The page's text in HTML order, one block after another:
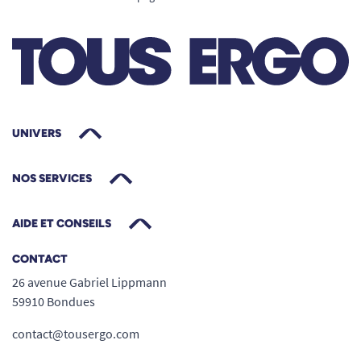
parfaitement optimisé : barre d’appui et
support de douchette réglable.
Manche ergonomiqueavec plat anti-
même sous l’eau.
aluminium époxy 3 mm, testée à plus de
200 kg, garantie 10 ans.
sur la sécurité et le confort.
Installation rapide
incluses, adaptabilité à tous les murs,
entretien sans effort.
dans toutes les salles de bain.
UNIVERS
NOS SERVICES
AIDE ET CONSEILS
CONTACT
26 avenue Gabriel Lippmann
59910 Bondues
contact@tousergo.com